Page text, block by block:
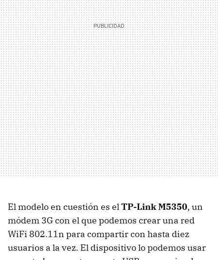
El modelo en cuestión es elTP-Link M5350, un
módem 3G con el que podemos crear una red
WiFi 802.11n para compartir con hasta diez
usuarios a la vez. El dispositivo lo podemos usar